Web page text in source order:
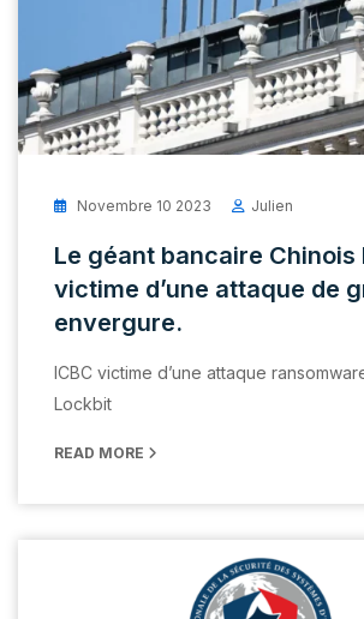
Novembre 10 2023 Julien
Le géant bancaire Chinois
victime d’une attaque de
envergure.
ICBC victime d’une attaque
Lockbit
READ MORE